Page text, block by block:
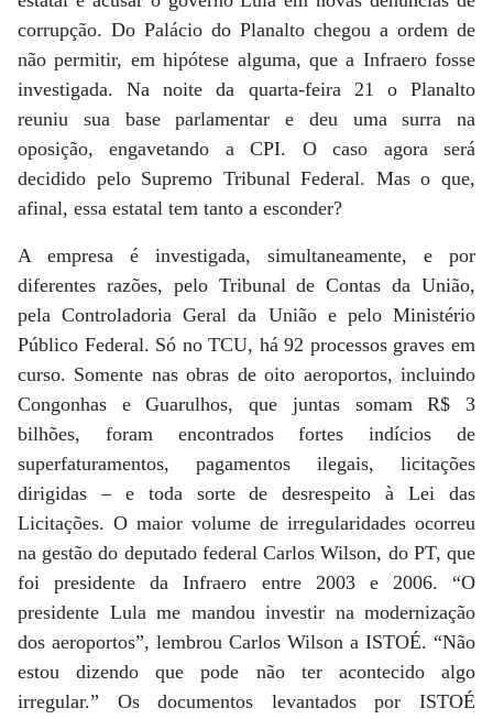
corrupção. Do Palácio do Planalto chegou a ordem de
não permitir, em hipótese alguma, que a Infraero fosse
investigada. Na noite da quarta-feira 21 o Planalto
reuniu sua base parlamentar e deu uma surra na
oposição, engavetando a CPI. O caso agora será
decidido pelo Supremo Tribunal Federal. Mas o que,
afinal, essa estatal tem tanto a esconder?
A empresa é investigada, simultaneamente, e por
diferentes razões, pelo Tribunal de Contas da União,
pela Controladoria Geral da União e pelo Ministério
Público Federal. Só no TCU, há 92 processos graves em
curso. Somente nas obras de oito aeroportos, incluindo
Congonhas e Guarulhos, que juntas somam R$ 3
bilhões, foram encontrados fortes indícios de
superfaturamentos, pagamentos ilegais, licitações
dirigidas – e toda sorte de desrespeito à Lei das
Licitações. O maior volume de irregularidades ocorreu
na gestão do deputado federal Carlos Wilson, do PT, que
foi presidente da Infraero entre 2003 e 2006. “O
presidente Lula me mandou investir na modernização
dos aeroportos”, lembrou Carlos Wilson a ISTOÉ. “Não
estou dizendo que pode não ter acontecido algo
irregular.” Os documentos levantados por ISTOÉ